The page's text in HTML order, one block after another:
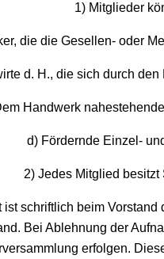
1) Mitglieder
die die Gesellen- oder
d. H., die sich durch
Handwerk
d) Fördernde Einzel-
2) Jedes Mitglied besitzt
schriftlich beim
Bei Ablehnung der
erfolgen.